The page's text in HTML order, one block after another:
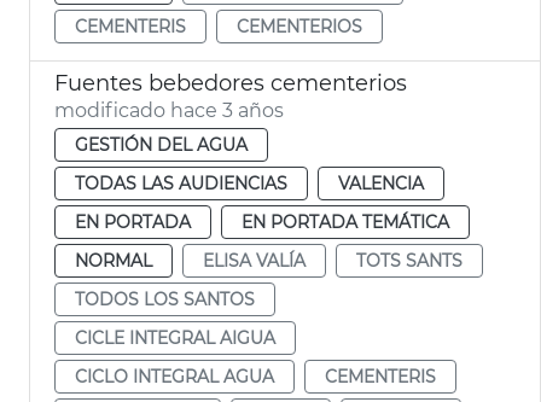
CEMENTERIS
CEMENTERIOS
Fuentes bebedores cementerios
modificado hace 3 años
GESTIÓN DEL AGUA
TODAS LAS AUDIENCIAS
VALENCIA
EN PORTADA
EN PORTADA TEMÁTICA
NORMAL
ELISA VALÍA
TOTS SANTS
TODOS LOS SANTOS
CICLE INTEGRAL AIGUA
CICLO INTEGRAL AGUA
CEMENTERIS